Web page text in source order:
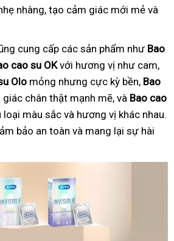
nhàng, tạo cảm giác mới mẻ và
cung cấp các sản phẩm như Bao
cao su OKvới hương vị như cam,
Olo mỏng nhưng cực kỳ bền, Bao
chân thật mạnh mẽ, và Bao cao
loại màu sắc và hương vị khác nhau.
bảo an toàn và mang lại sự hài